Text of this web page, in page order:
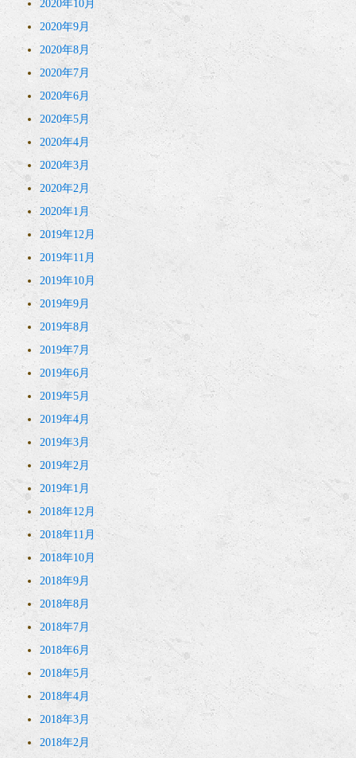
2020年10月
2020年9月
2020年8月
2020年7月
2020年6月
2020年5月
2020年4月
2020年3月
2020年2月
2020年1月
2019年12月
2019年11月
2019年10月
2019年9月
2019年8月
2019年7月
2019年6月
2019年5月
2019年4月
2019年3月
2019年2月
2019年1月
2018年12月
2018年11月
2018年10月
2018年9月
2018年8月
2018年7月
2018年6月
2018年5月
2018年4月
2018年3月
2018年2月